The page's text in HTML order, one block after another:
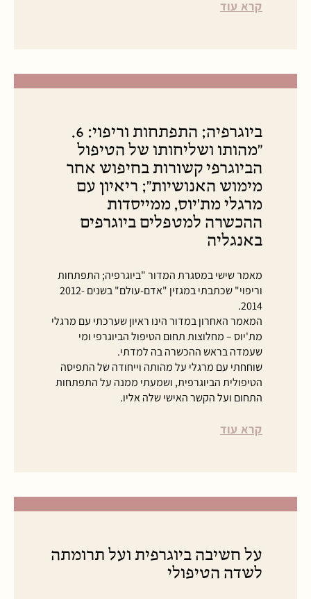
קרא עוד
ביוגרפיה; התפתחות וריפוי: 6.
"מהותו ושליחותו של הטיפול
הביוגרפי קשורות בחיפוש אחר
מימוש האנושיות"; ריאיון עם
מרגלי מת'יוס, ממייסדות
ההכשרה למטפלים ביוגרפים
באנגליה
מאמר שישי במסגרת המדור "ביוגרפיה; התפתחות
וריפוי" שכתבתי במגזין "אדם-עולם" בשנים 2012-
2014.
המאמר האחרון במדור הינו ראיון שערכתי עם מרגלי
מת'יוס – מחלוצות תחום הטיפול הביוגרפי ומי
שעמדה בראש ההכשרה בה למדתי.
שוחחתי עם מרגלי על מהותה וייחודה של התפיסה
הטיפולית הביוגרפית, ושמעתי ממנה על התפתחות
התחום ועל הקשר האישי שלה אליו.
קרא עוד
על חשיבה ביוגרפית ועל תרומתה
לשדה הטיפולי